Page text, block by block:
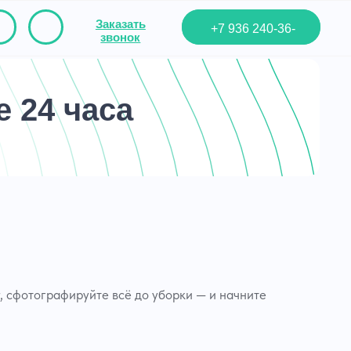
Удаление сырости,
профилактика появления
плесени, грибка
Удаление сырости
Заказать
звонок
+7 936 240-36-
24 часа
сфотографируйте всё до уборки — и начните